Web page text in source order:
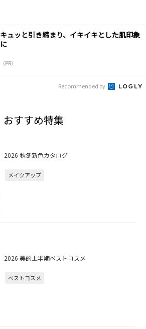
キュッと引き締まり、イキイキとした肌印象
に
（PR）
Recommended by
おすすめ特集
2026 秋冬新色カタログ
メイクアップ
2026 美的上半期ベストコスメ
ベストコスメ